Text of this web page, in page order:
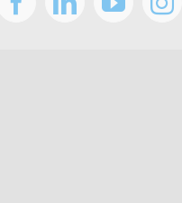
Facebook
LinkedIn